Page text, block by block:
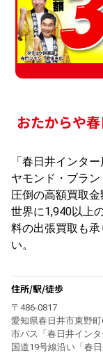
おたからや
「春日井インタ
ヤモンド・ブラ
圧倒の高額買取金
世界に1,940以上
料の出張買取も
い。
住所/駅/徒歩
〒486-0817
愛知県春日井市東野
市バス「春日井イン
国道19号線沿い「春